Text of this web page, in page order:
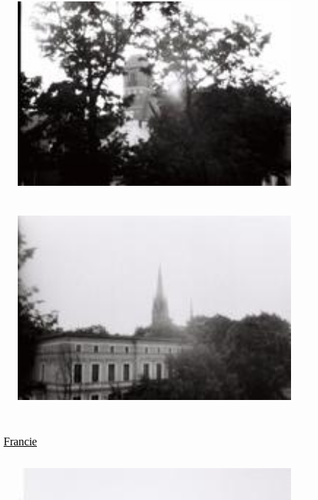
Francie